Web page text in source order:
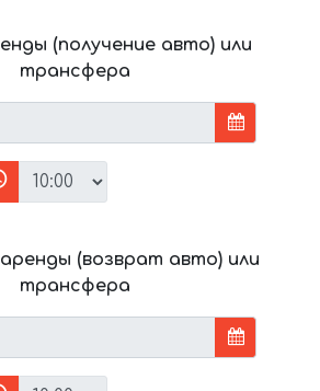
(получение авто) или
трансфера
(возврат авто) или
трансфера